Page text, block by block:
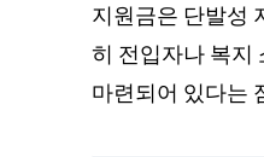
지원금은 단발성
히 전입자나 복지
마련되어 있다는